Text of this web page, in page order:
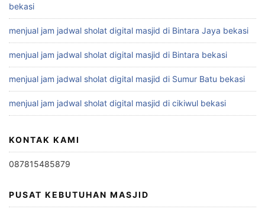
bekasi
menjual jam jadwal sholat digital masjid di Bintara Jaya bekasi
menjual jam jadwal sholat digital masjid di Bintara bekasi
menjual jam jadwal sholat digital masjid di Sumur Batu bekasi
menjual jam jadwal sholat digital masjid di cikiwul bekasi
KONTAK KAMI
087815485879
PUSAT KEBUTUHAN MASJID